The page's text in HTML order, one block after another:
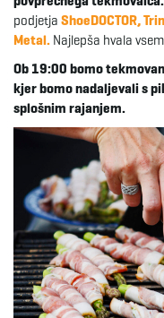
podjetja ShoeDOCTOR,
Metal. Najlepša hvala
Ob 19:00 bomo
kjer bomo nadaljevali s
splošnim rajanjem.